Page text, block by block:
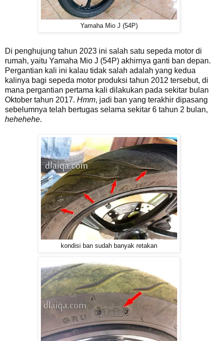
Yamaha Mio J (54P)
Di penghujung tahun 2023 ini salah satu sepeda motor di
rumah, yaitu Yamaha Mio J (54P) akhirnya ganti ban depan.
Pergantian kali ini kalau tidak salah adalah yang kedua
kalinya bagi sepeda motor produksi tahun 2012 tersebut, di
mana pergantian pertama kali dilakukan pada sekitar bulan
Oktober tahun 2017. Hmm, jadi ban yang terakhir dipasang
sebelumnya telah bertugas selama sekitar 6 tahun 2 bulan,
hehehehe.
kondisi ban sudah banyak retakan